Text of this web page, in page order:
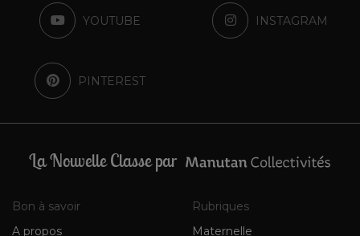
YOUTUBE INSTAGRAM
PINTEREST
La Nouvelle Classe par
Bon à savoir
A propos
Rubriques
Maternelle